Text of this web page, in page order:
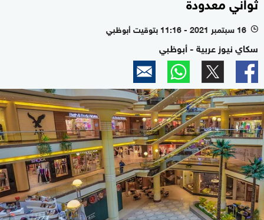
l 16 سبتمبر 2021 - 11:16 بتوقيت أبوظبي
سكاي نيوز عربية - أبوظبي